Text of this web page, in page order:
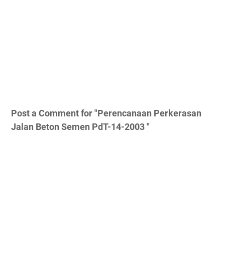
Post a Comment for "Perencanaan Perkerasan
Jalan Beton Semen PdT-14-2003 "